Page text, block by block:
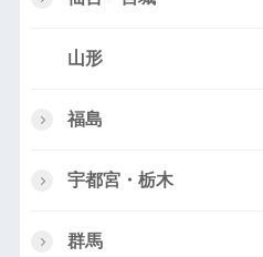
山形
福島
宇都宮・栃木
群馬